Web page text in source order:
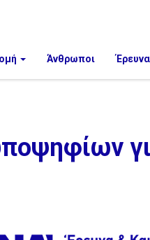
Άνθρωποι Έρευνα